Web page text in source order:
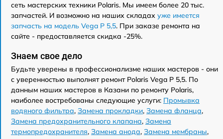
сеть мастерских техники Polaris. Мы имеем более 20 тыс.
запчастей. И возможно на наших складах уже имеется
запчасть на модель Vega P 5,5. При заказе ремонта на
сайте - предоставляется скидка -25%.
Знаем свое дело
Будьте уверены в профессионализме наших мастеров - они
с уверенностью выполнят ремонт Polaris Vega P 5,5. По
данным наших мастеров в Казани по ремонту Polaris,
наиболее востребованы следующие услуги: Промывка
водяного фильтра, Замена прокладки, Замена фланца,
Замена предохранительного клапана, Замена
термопредохранителя, Замена анода, Замена мембраны,